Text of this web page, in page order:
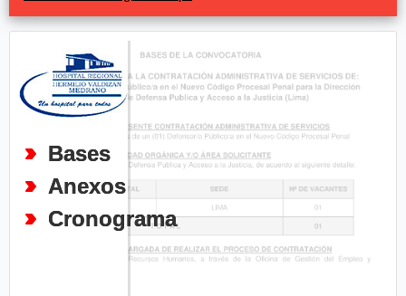
Bases
Anexos
Cronograma